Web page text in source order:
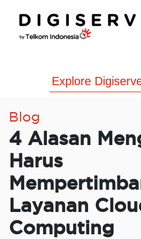
content
Blog
4 Alasan
Harus
Layanan
Computing